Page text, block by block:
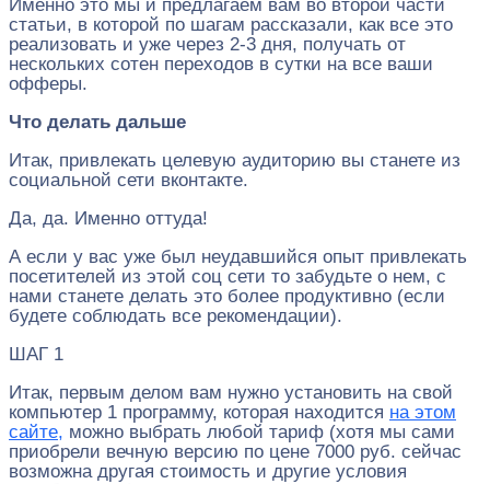
Именно это мы и предлагаем вам во второй части
статьи, в которой по шагам рассказали, как все это
реализовать и уже через 2-3 дня, получать от
нескольких сотен переходов в сутки на все ваши
офферы.
Что делать дальше
Итак, привлекать целевую аудиторию вы станете из
социальной сети вконтакте.
Да, да. Именно оттуда!
А если у вас уже был неудавшийся опыт привлекать
посетителей из этой соц сети то забудьте о нем, с
нами станете делать это более продуктивно (если
будете соблюдать все рекомендации).
ШАГ 1
Итак, первым делом вам нужно установить на свой
компьютер 1 программу, которая находится на этом
сайте, можно выбрать любой тариф (хотя мы сами
приобрели вечную версию по цене 7000 руб. сейчас
возможна другая стоимость и другие условия